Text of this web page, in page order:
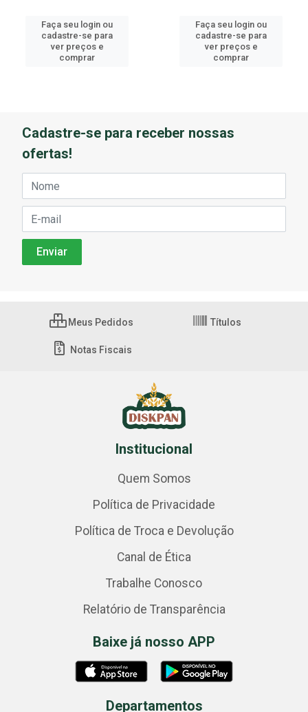
Faça seu login ou
cadastre-se para
ver preços e
comprar
Faça seu login ou
cadastre-se para
ver preços e
comprar
Cadastre-se para receber nossas
ofertas!
Meus Pedidos Títulos
Notas Fiscais
Institucional
Quem Somos
Política de Privacidade
Política de Troca e Devolução
Canal de Ética
Trabalhe Conosco
Relatório de Transparência
Baixe já nosso APP
Departamentos